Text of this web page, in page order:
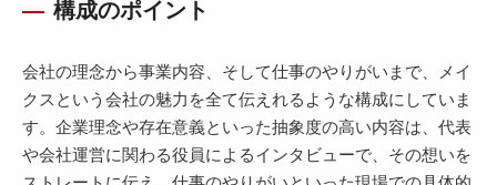
構成のポイント
会社の理念から事業内容、そして仕事のやりがいまで、メイ
クスという会社の魅力を全て伝えれるような構成にしていま
す。企業理念や存在意義といった抽象度の高い内容は、代表
や会社運営に関わる役員によるインタビューで、その想いを